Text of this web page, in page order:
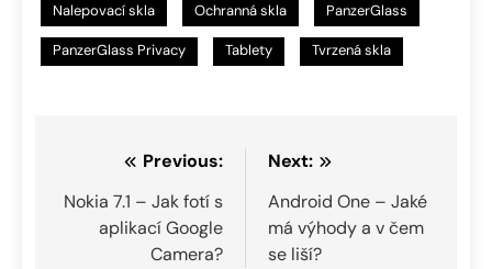
Nalepovací skla Ochranná skla PanzerGlass
PanzerGlass Privacy Tablety Tvrzená skla
Navigace
pro
příspěvek
Previous:
Nokia 7.1 – Jak fotí s
aplikací Google
Camera?
Next:
Android One – Jaké
má výhody a v čem
se liší?